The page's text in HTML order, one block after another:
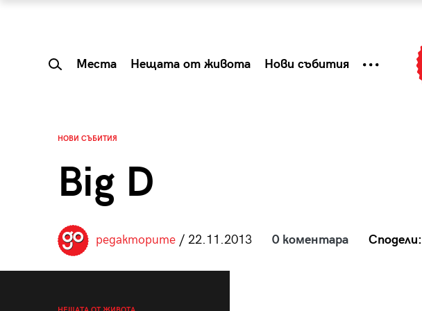
Места Нещата от живота Нови събития
НОВИ СЪБИТИЯ
Big D
редакторите/ 22.11.2013 0 коментара Сподели: